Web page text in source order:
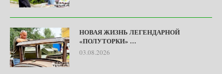
НОВАЯ ЖИЗНЬ ЛЕГЕНДАРНОЙ
«ПОЛУТОРКИ» …
03.08.2026